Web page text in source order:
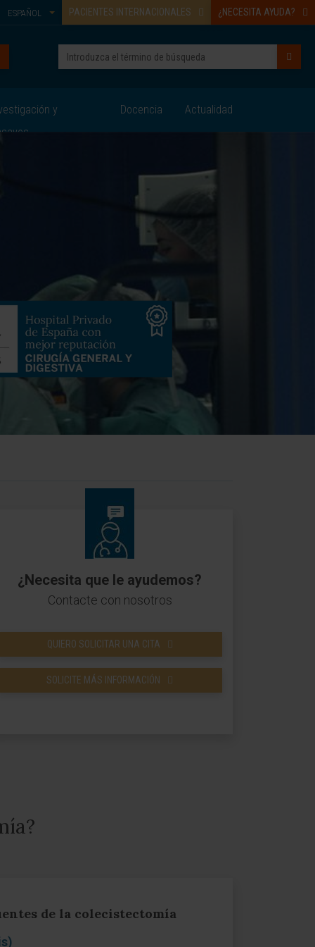
PACIENTES INTERNACIONALES ¿NECESITA AYUDA?
ESPAÑOL
y
Docencia Actualidad
¿Necesita que le ayudemos?
Contacte con nosotros
QUIERO SOLICITAR UNA CITA
SOLICITE MÁS INFORMACIÓN
de la colecistectomía